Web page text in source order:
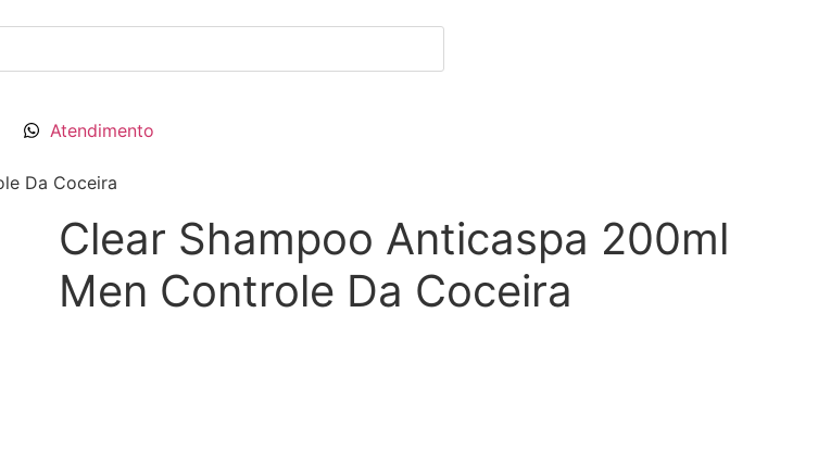
Atendimento
Da Coceira
Clear Shampoo Anticaspa 200ml
Men Controle Da Coceira